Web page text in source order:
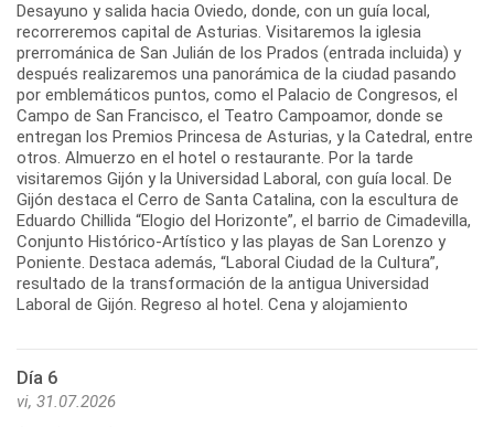
Desayuno y salida hacia Oviedo, donde, con un guía local,
recorreremos capital de Asturias. Visitaremos la iglesia
prerrománica de San Julián de los Prados (entrada incluida) y
después realizaremos una panorámica de la ciudad pasando
por emblemáticos puntos, como el Palacio de Congresos, el
Campo de San Francisco, el Teatro Campoamor, donde se
entregan los Premios Princesa de Asturias, y la Catedral, entre
otros. Almuerzo en el hotel o restaurante. Por la tarde
visitaremos Gijón y la Universidad Laboral, con guía local. De
Gijón destaca el Cerro de Santa Catalina, con la escultura de
Eduardo Chillida “Elogio del Horizonte”, el barrio de Cimadevilla,
Conjunto Histórico-Artístico y las playas de San Lorenzo y
Poniente. Destaca además, “Laboral Ciudad de la Cultura”,
resultado de la transformación de la antigua Universidad
Laboral de Gijón. Regreso al hotel. Cena y alojamiento
Día 6
vi, 31.07.2026